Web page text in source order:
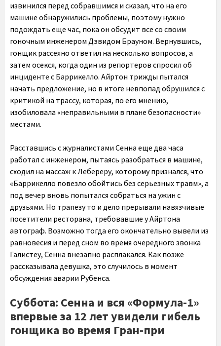
извинился перед собравшимся и сказал, что на его
машине обнаружились проблемы, поэтому нужно
подождать еще час, пока он обсудит все со своим
гоночным инженером Дэвидом Брауном. Вернувшись,
гонщик рассеяно ответил на несколько вопросов, а
затем осекся, когда один из репортеров спросил об
инциденте с Баррикелло. Айртон трижды пытался
начать предложение, но в итоге невпопад обрушился с
критикой на трассу, которая, по его мнению,
изобиловала «неправильными в плане безопасности»
местами.
Расставшись с журналистами Сенна еще два часа
работал с инженером, пытаясь разобраться в машине,
сходил на массаж к Лебереру, которому признался, что
«Баррикелло повезло обойтись без серьезных травм», а
под вечер вновь попытался собраться на ужин с
друзьями. Но трапезу то и дело прерывали навязчивые
посетители ресторана, требовавшие у Айртона
автограф. Возможно тогда его окончательно вывели из
равновесия и перед сном во время очередного звонка
Галистеу, Сенна внезапно расплакался. Как позже
рассказывала девушка, это случилось в момент
обсуждения аварии Рубенса.
Суббота: Сенна и вся «Формула-1»
впервые за 12 лет увидели гибель
гонщика во время Гран-при